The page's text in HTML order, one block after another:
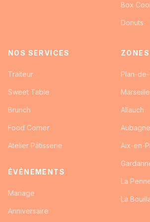
Box
Donuts
NOS SERVICES
Traiteur
Sweet Table
Brunch
Food Corner
Atelier Pâtisserie
ÉVÉNEMENTS
Mariage
Anniversaire
Plan-
Marseille
Allauch
Aubagne
Aix-en-
La
La